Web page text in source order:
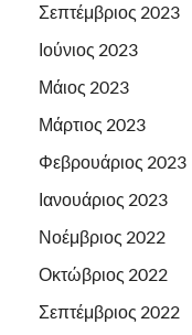
Σεπτέμβριος 2023
Ιούνιος 2023
Μάιος 2023
Μάρτιος 2023
Φεβρουάριος 2023
Ιανουάριος 2023
Νοέμβριος 2022
Οκτώβριος 2022
Σεπτέμβριος 2022